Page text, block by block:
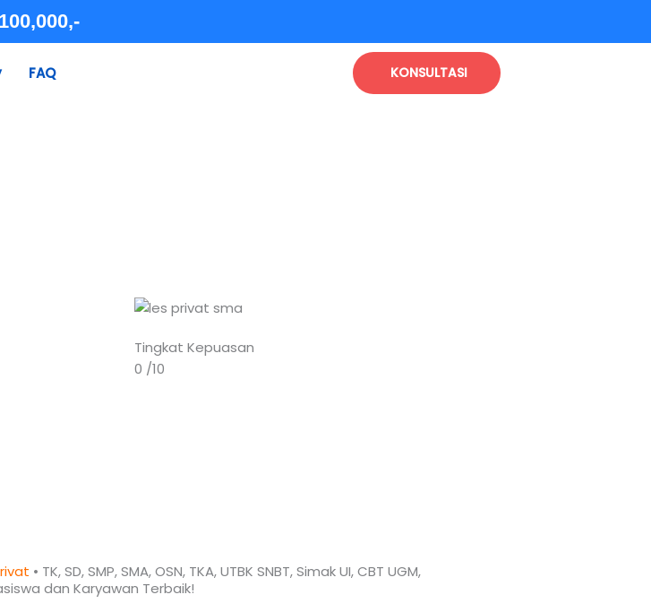
FAQ KONSULTASI
Tingkat Kepuasan
0 /10
• TK, SD, SMP, SMA, OSN, TKA, UTBK SNBT, Simak UI, CBT UGM,
dan Karyawan Terbaik!​